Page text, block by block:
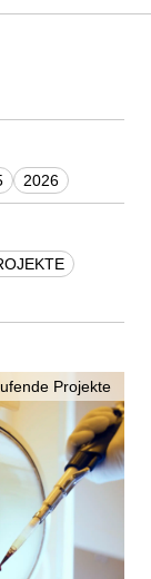
2026
Projekte